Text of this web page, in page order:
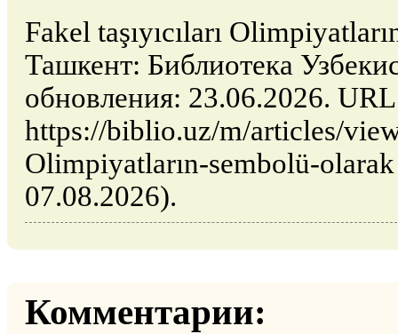
Fakel taşıyıcıları
Ташкент: Библиотека
обновления: 23.06.2026.
https://biblio.uz/m/articles/
Olimpiyatların-sembolü-
07.08.2026).
Комментарии: